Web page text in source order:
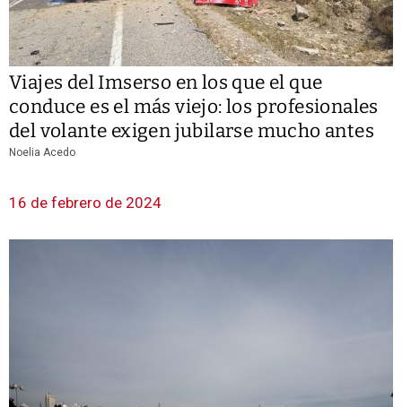
Viajes del Imserso en los que el que
conduce es el más viejo: los profesionales
del volante exigen jubilarse mucho antes
Noelia Acedo
16 de febrero de 2024